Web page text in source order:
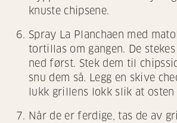
knuste chipsene.
Spray La Planchaen med
tortillas om gangen. De
ned først. Stek dem til
snu dem så. Legg en skive
lukk grillens lokk slik at
Når de er ferdige, tas de av